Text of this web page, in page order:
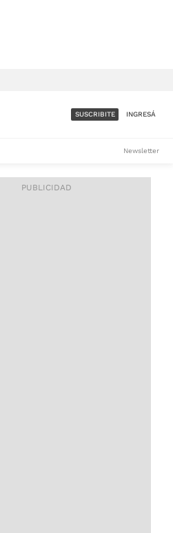
ACCESO FULL - $1.800/MES
SUSCRIBITE INGRESÁ
Newsletter